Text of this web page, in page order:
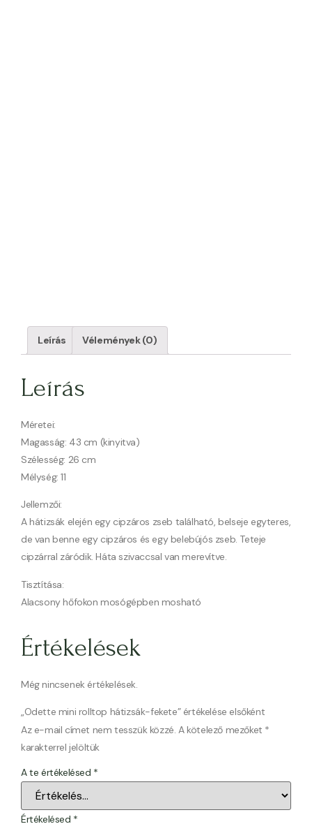
Leírás Vélemények (0)
Leírás
Méretei:
Magasság: 43 cm (kinyitva)
Szélesség: 26 cm
Mélység: 11
Jellemzői:
A hátizsák elején egy cipzáros zseb található, belseje egyteres,
de van benne egy cipzáros és egy belebújós zseb. Teteje
cipzárral záródik. Háta szivaccsal van merevítve.
Tisztítása:
Alacsony hőfokon mosógépben mosható
Értékelések
Még nincsenek értékelések.
„Odette mini rolltop hátizsák-fekete” értékelése elsőként
Az e-mail címet nem tesszük közzé. A kötelező mezőket *
karakterrel jelöltük
A te értékelésed *
Értékelésed *